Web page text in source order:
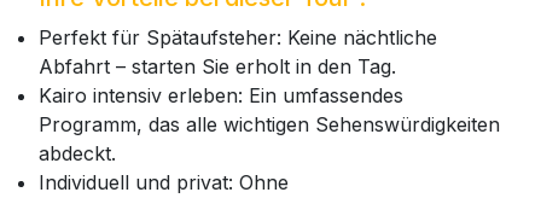
Perfekt für Spätaufsteher: Keine nächtliche
Abfahrt – starten Sie erholt in den Tag.
Kairo intensiv erleben: Ein umfassendes
Programm, das alle wichtigen Sehenswürdigkeiten
abdeckt.
Individuell und privat: Ohne